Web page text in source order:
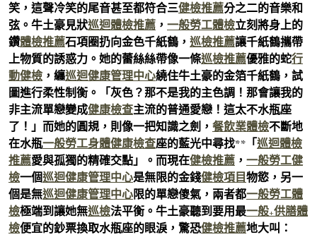
笑，這聲冷笑的尾音甚至都符合三健檢推薦分之二的音樂和
弦。牛土豪見狀巡迴體檢推薦 ， 一般勞工體檢立刻將身上的
鑽體檢推薦石項圈扔向金色千紙鶴， 巡檢推薦讓千紙鶴攜帶
上物質的誘惑力。她的蕾絲絲帶像一條巡檢推薦優雅的蛇行
動健檢 ，纏巡迴健康管理中心繞住牛土豪的金箔千紙鶴，試
圖進行柔性制衡。「灰色？那不是我的主色調！那會讓我的
非主流單戀變成健康檢查主流的普通愛戀！這太不水瓶座
了！」而她的圓規，則像一把知識之劍， 餐飲業體檢不斷地
在水瓶一般勞工身體健康檢查座的藍光中尋找**「巡迴體檢
推薦愛與孤獨的精確交點」。而現在健檢推薦 ， 一般勞工健
檢一個巡迴健康管理中心是無限的金錢健檢項目物慾，另一
個是無巡迴健康管理中心限的單戀傻氣，兩者都一般勞工體
檢極端到讓她無巡檢法平衡。牛土豪聽到要用最一般+供膳體
檢便宜的鈔票換取水瓶座的眼淚，驚恐健檢推薦地大叫：